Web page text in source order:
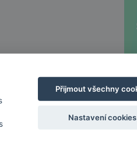
Přijmout všechny
Nastavení cookies